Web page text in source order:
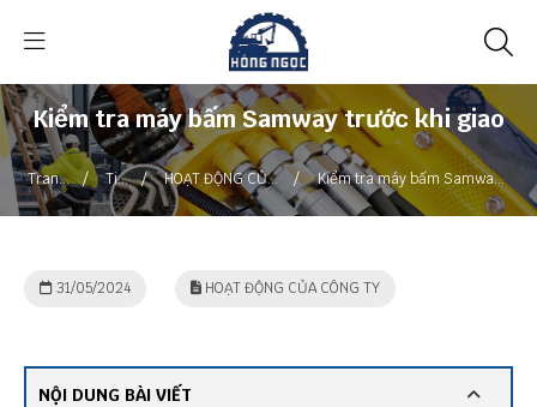
Kiểm tra máy bấm Samway trước khi giao
Trang / Tin / HOẠT ĐỘNG CỦA / Kiểm tra máy bấm Samway
31/05/2024 HOẠT ĐỘNG CỦA CÔNG TY
NỘI DUNG BÀI VIẾT